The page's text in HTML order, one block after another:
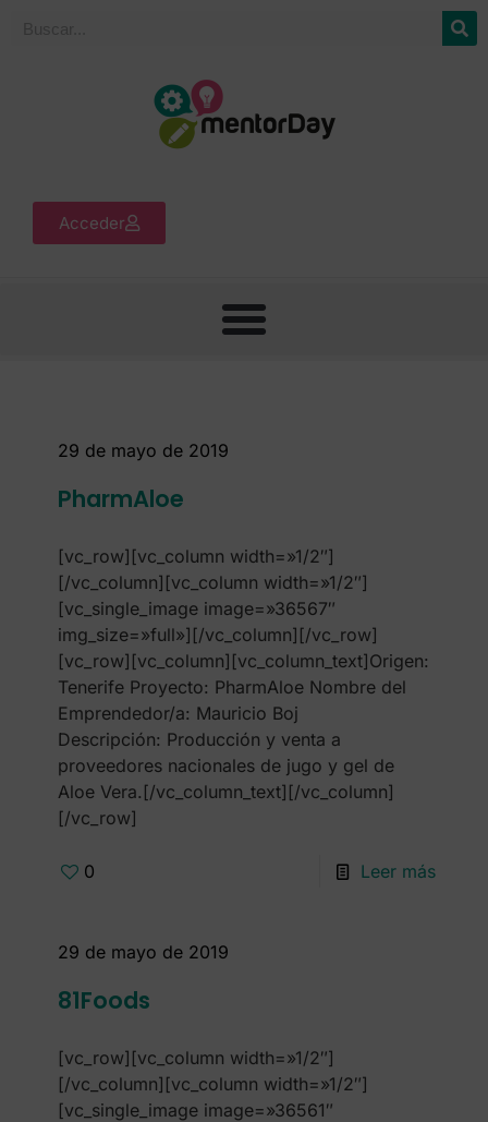
Acceder
29 de mayo de 2019
PharmAloe
[vc_row][vc_column width=»1/2″]
[/vc_column][vc_column width=»1/2″]
[vc_single_image image=»36567″
img_size=»full»][/vc_column][/vc_row]
[vc_row][vc_column][vc_column_text]Origen:
Tenerife Proyecto: PharmAloe Nombre del
Emprendedor/a: Mauricio Boj
Descripción: Producción y venta a
proveedores nacionales de jugo y gel de
Aloe Vera.[/vc_column_text][/vc_column]
[/vc_row]
0 Leer más
29 de mayo de 2019
81Foods
[vc_row][vc_column width=»1/2″]
[/vc_column][vc_column width=»1/2″]
[vc_single_image image=»36561″